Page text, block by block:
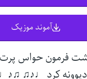
آموند موزیک
فرمون حواس
کرد ♩♪♫